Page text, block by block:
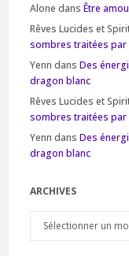
Alone dans Être
Rêves Lucides et
sombres traitées par
Yenn dans Des
dragon blanc
Rêves Lucides et
sombres traitées par
Yenn dans Des
dragon blanc
ARCHIVES